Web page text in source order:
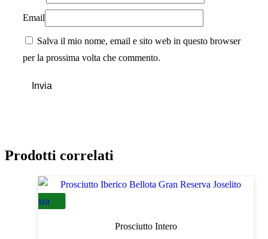
Email
Salva il mio nome, email e sito web in questo browser
per la prossima volta che commento.
Prodotti correlati
Senza
Prosciutto Intero